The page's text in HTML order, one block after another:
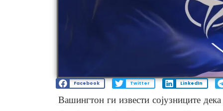
Facebook Twitter LinkedIn
Вашингтон ги извести сојузниците